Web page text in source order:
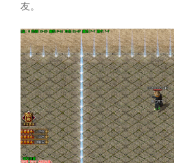
友。